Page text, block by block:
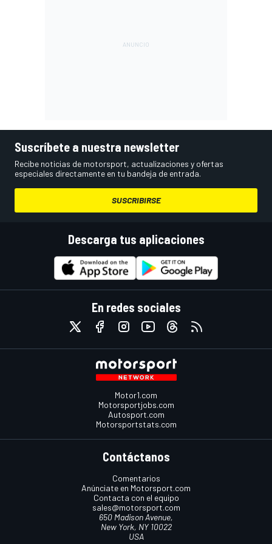
Suscríbete a nuestra newsletter
Recibe noticias de motorsport, actualizaciones y ofertas
especiales directamente en tu bandeja de entrada.
SUSCRIBIRSE
Descarga tus aplicaciones
En redes sociales
Motor1.com
Motorsportjobs.com
Autosport.com
Motorsportstats.com
Contáctanos
Comentarios
Anúnciate en Motorsport.com
Contacta con el equipo
sales@motorsport.com
650 Madison Avenue,
New York, NY 10022
USA